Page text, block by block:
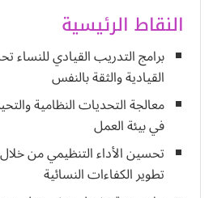
النقاط الرئيسية
برامج التدريب القيادي للنساء
القيادية والثقة بالنفس
معالجة التحديات النظامية
في بيئة العمل
تحسين الأداء التنظيمي من
تطوير الكفاءات النسائية